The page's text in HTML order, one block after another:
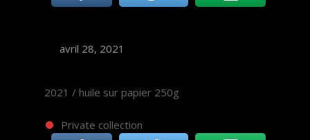
avril 28, 2021
2021 / huile sur papier 250g
Private collection